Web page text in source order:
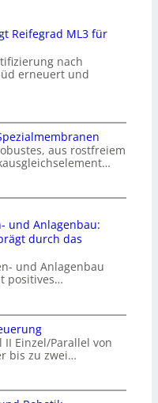
Reifegrad ML3 für
nach
erneuert und
aus rostfreiem
und Anlagenbau:
durch das
und Anlagenbau
positives…
Einzel/Parallel von
bis zu zwei…